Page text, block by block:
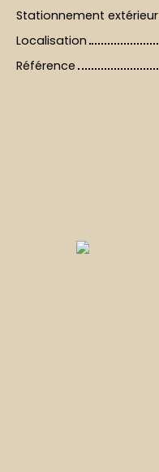
Stationnement extérieur
Localisation
Référence